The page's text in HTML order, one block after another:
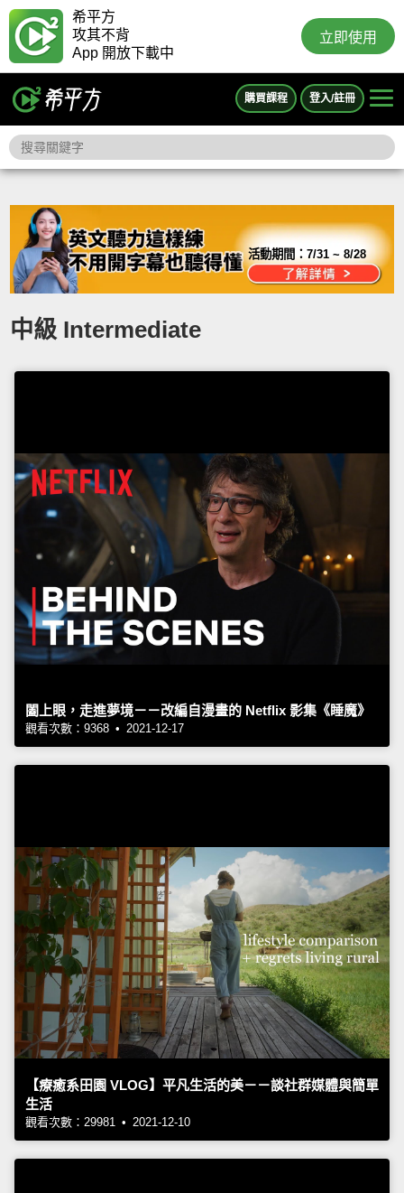
希平方
攻其不背
App 開放下載中
立即使用
購買課程 登入/註冊
活動期間：7/31 ~ 8/28
中級 Intermediate
闔上眼，走進夢境－－改編自漫畫的 Netflix 影集《睡魔》
觀看次數：9368 • 2021-12-17
【療癒系田園 VLOG】平凡生活的美－－談社群媒體與簡單
生活
觀看次數：29981 • 2021-12-10